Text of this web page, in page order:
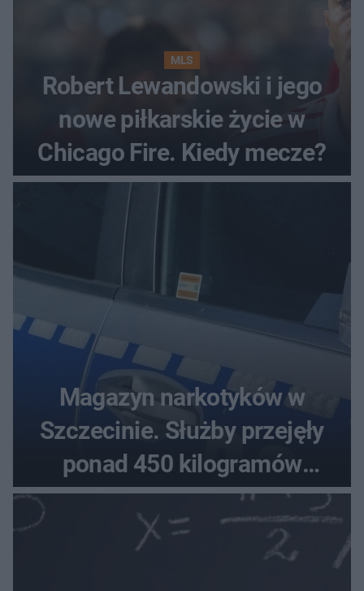
MLS
Robert Lewandowski i jego
nowe piłkarskie życie w
Chicago Fire. Kiedy mecze?
Magazyn narkotyków w
Szczecinie. Służby przejęły
ponad 450 kilogramów
towaru